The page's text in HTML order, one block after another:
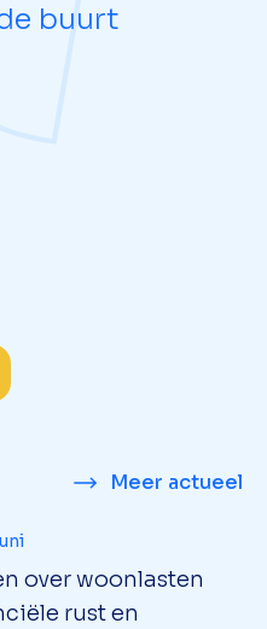
buurt
Meer actueel
over woonlasten
rust en